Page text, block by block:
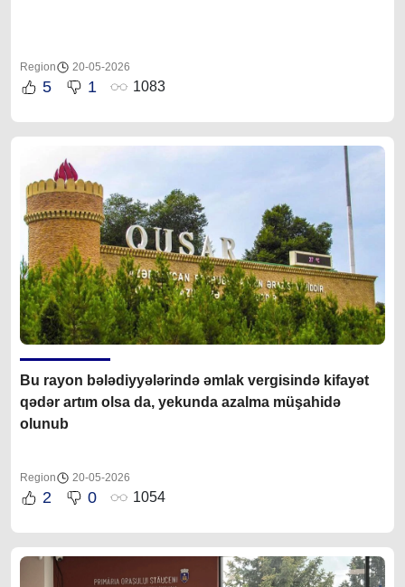
Region 20-05-2026
5 1 1083
Bu rayon bələdiyyələrində əmlak vergisində kifayət
qədər artım olsa da, yekunda azalma müşahidə
olunub
Region 20-05-2026
2 0 1054